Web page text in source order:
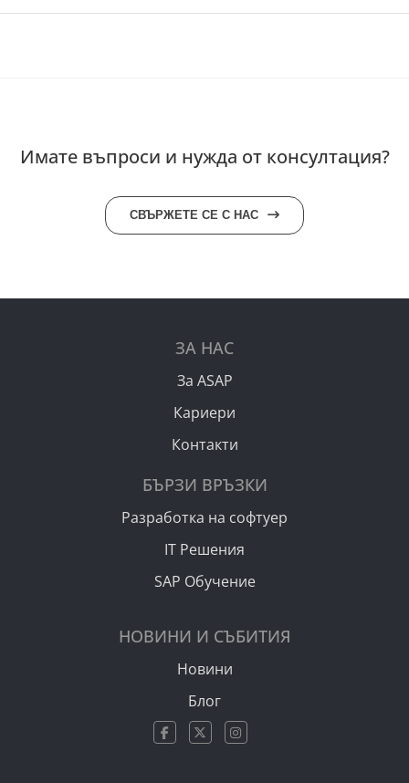
Имате въпроси и нужда от консултация?
СВЪРЖЕТЕ СЕ С НАС
ЗА НАС
За ASAP
Кариери
Контакти
БЪРЗИ ВРЪЗКИ
Разработка на софтуер
IT Решения
SAP Обучение
НОВИНИ И СЪБИТИЯ
Новини
Блог